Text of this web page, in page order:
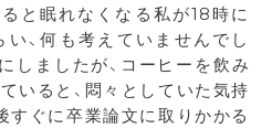
と眠れなくなる私が18時に
、何も考えていませんでし
しましたが、コーヒーを飲み
いると、悶々としていた気持
すぐに卒業論文に取りかかる